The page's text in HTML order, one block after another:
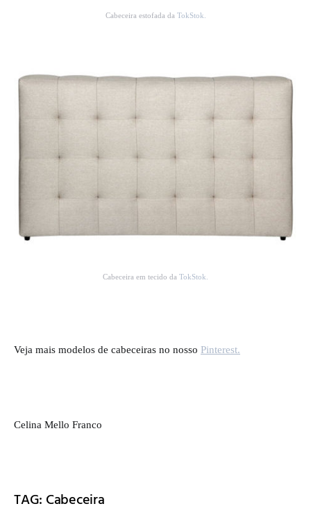
Cabeceira estofada da TokStok.
Cabeceira em tecido da TokStok.
Veja mais modelos de cabeceiras no nosso Pinterest.
Celina Mello Franco
TAG: Cabeceira